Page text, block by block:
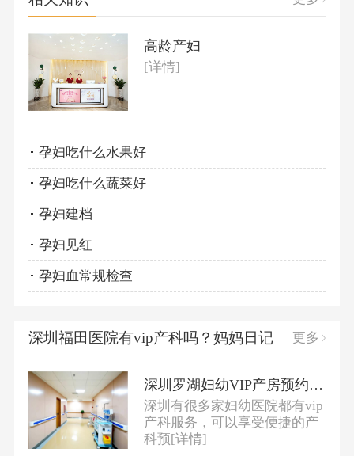
高龄产妇
[详情]
孕妇吃什么水果好
孕妇吃什么蔬菜好
孕妇建档
孕妇见红
孕妇血常规检查
深圳福田医院有vip产科吗？妈妈日记 更多
深圳罗湖妇幼VIP产房预约及收费
深圳有很多家妇幼医院都有vip
产科服务，可以享受便捷的产
科预[详情]